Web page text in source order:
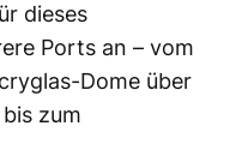
dieses
Ports an – vom
Dome über
zum